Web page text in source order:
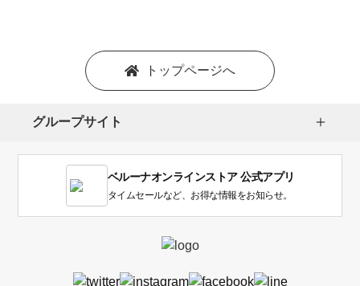
い
トップページへ
グループサイト
ベルーナオンラインストア 公式アプリ
タイムセールなど、お得な情報をお知らせ。